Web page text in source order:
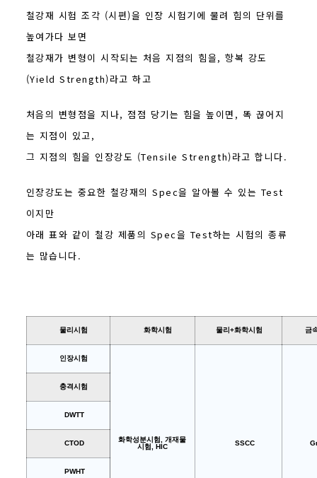
철강재 시험 조각 (시편)을 인장 시험기에 물려 힘의 단위를
높여가다 보면
철강재가 변형이 시작되는 처음 지점의 힘을, 항복 강도
(Yield Strength)라고 하고
처음의 변형점을 지나, 점점 당기는 힘을 높이면, 똑 끊어지
는 지점이 있고,
그 지점의 힘을 인장강도 (Tensile Strength)라고 합니다.
인장강도는 중요한 철강재의 Spec을 알아볼 수 있는 Test
이지만
아래 표와 같이 철강 제품의 Spec을 Test하는 시험의 종류
는 많습니다.
물리시험 화학시험 물리+화학시험 금
인장시험
화학성분시험, 개재물
시험, HIC
SSCC
충격시험
DWTT
CTOD
PWHT